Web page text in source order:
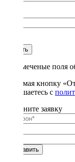
Купить
* - отмеченые поля
Нажимая кнопку
соглашаетесь с
Заполните заявку
Отправить